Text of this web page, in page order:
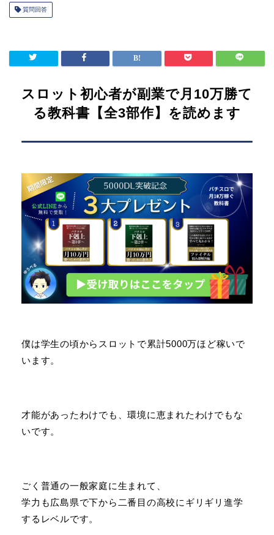
質問回答
スロット初心者が副業で月10万勝て
る教科書【全3部作】を読めます
僕は学生の頃からスロットで累計5000万ほど稼いで
います。
才能があったわけでも、環境に恵まれたわけでもな
いです。
ごく普通の一般家庭に生まれて、
学力も広島県で下から二番目の高校にギリギリ進学
するレベルです。